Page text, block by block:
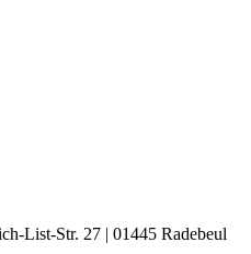
List-Str. 27 | 01445 Radebeul